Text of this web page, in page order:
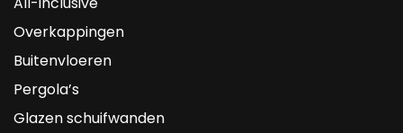
Overkappingen
Buitenvloeren
Pergola’s
Glazen schuifwanden